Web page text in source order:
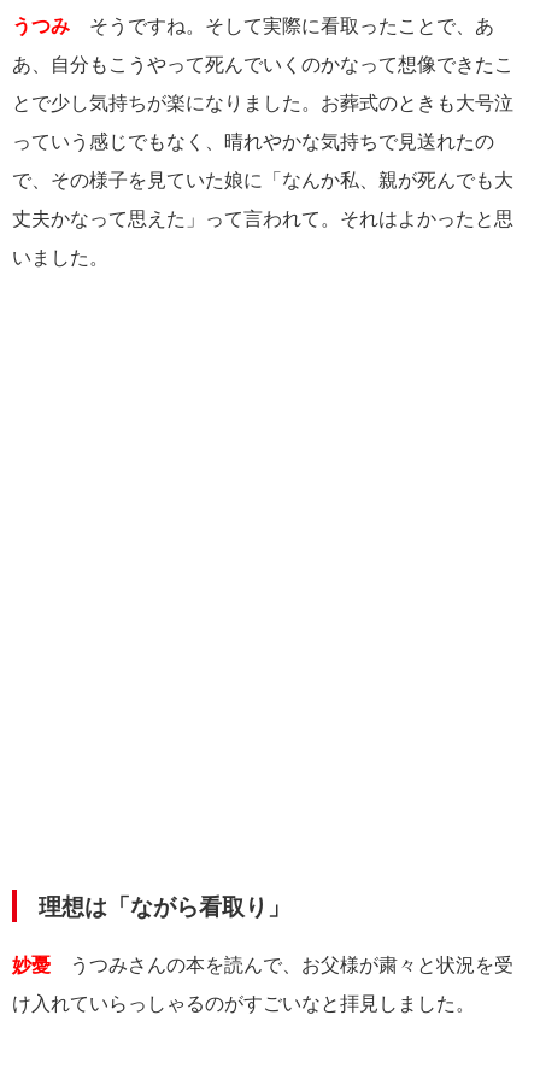
うつみ そうですね。そして実際に看取ったことで、あ
あ、自分もこうやって死んでいくのかなって想像できたこ
とで少し気持ちが楽になりました。お葬式のときも大号泣
っていう感じでもなく、晴れやかな気持ちで見送れたの
で、その様子を見ていた娘に「なんか私、親が死んでも大
丈夫かなって思えた」って言われて。それはよかったと思
いました。
理想は「ながら看取り」
妙憂
うつみさんの本を読んで、お父様が粛々と状況を受
け入れていらっしゃるのがすごいなと拝見しました。